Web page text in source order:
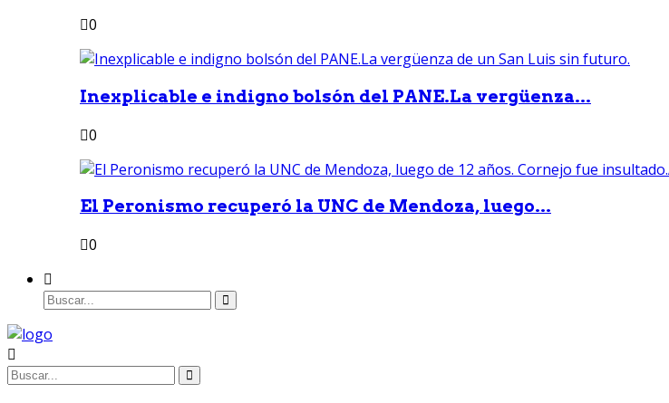
0
Inexplicable e indigno bolsón del PANE.La vergüenza...
0
El Peronismo recuperó la UNC de Mendoza, luego...
0